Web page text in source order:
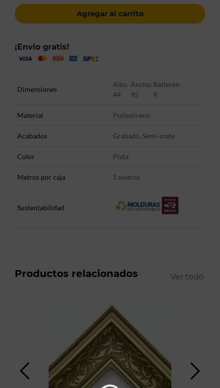
Agregar al carrito
¡Envio gratis!
Dimensiones
Alto:
44
Ancho:
95
Batiente:
9
Material Poliestireno
Acabados Grabado, Semi-mate
Color Plata
Metros por caja 1 metros
Sustentabilidad
Productos relacionados Ver todo